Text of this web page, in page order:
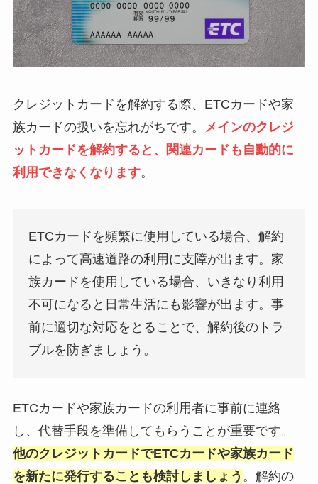
クレジットカードを解約する際、ETCカードや家
族カードの扱いを忘れがちです。 メインのクレジ
ットカードを解約すると、関連カードも自動的に
利用できなくなります。
ETCカードを頻繁に使用している場合、解約
によって高速道路の利用に支障が出ます。家
族カードを使用している場合、いきなり利用
不可になると日常生活にも影響が出ます。事
前に適切な対応をとることで、解約後のトラ
ブルを防ぎましょう。
ETCカードや家族カードの利用者に事前に連絡
し、代替手段を準備してもらうことが重要です。
他のクレジットカードでETCカードや家族カード
を新たに発行することも検討しましょう 。解約の